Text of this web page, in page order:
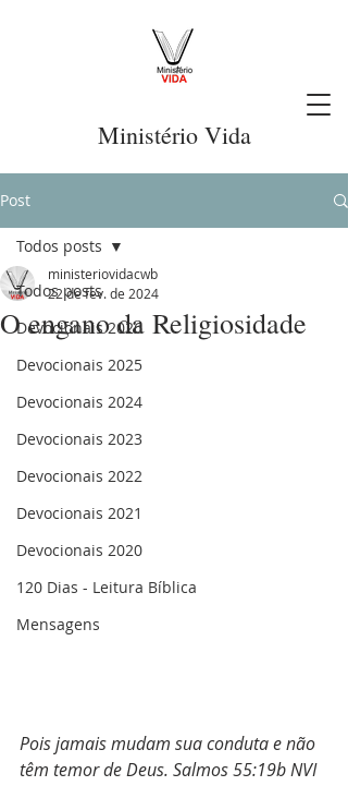
Ministério Vida
Post
Todos posts
Devocionais 2026
Devocionais 2025
Devocionais 2024
Devocionais 2023
Devocionais 2022
Devocionais 2021
Devocionais 2020
120 Dias - Leitura Bíblica
Mensagens
Todos posts
O engano da Religiosidade
ministeriovidacwb
22 de fev. de 2024
Pois jamais mudam sua conduta e não
têm temor de Deus. ‭‭Salmos‬ ‭55:19b‬ ‭NVI‬‬